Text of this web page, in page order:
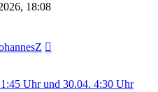
18:08
Uhr und 30.04. 4:30 Uhr